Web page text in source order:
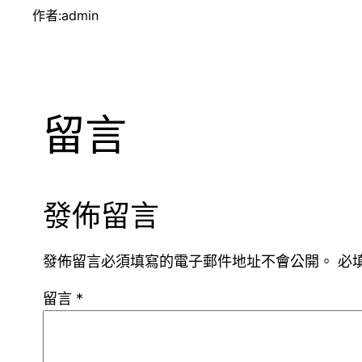
作者:admin
留言
發佈留言
發佈留言必須填寫的電子郵件地址不會公開。 必
留言 *